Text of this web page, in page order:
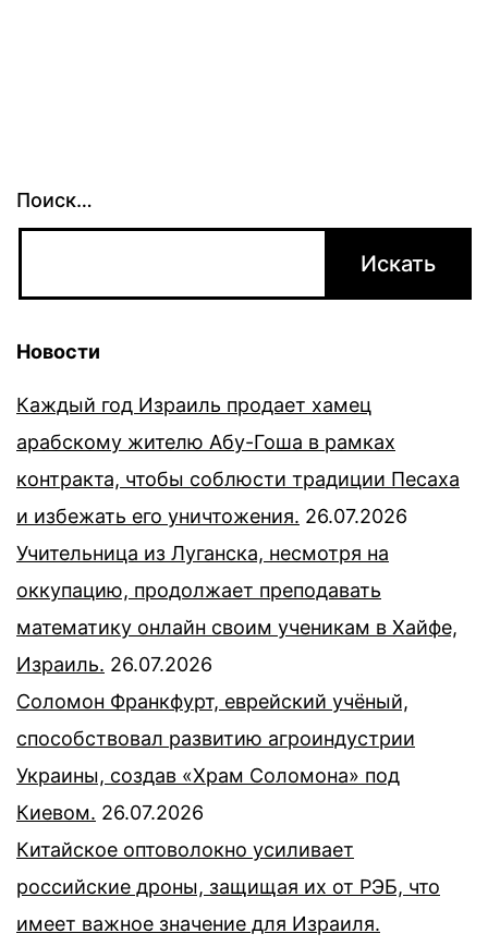
Поиск…
Новости
Каждый год Израиль продает хамец
арабскому жителю Абу-Гоша в рамках
контракта, чтобы соблюсти традиции Песаха
и избежать его уничтожения. 26.07.2026
Учительница из Луганска, несмотря на
оккупацию, продолжает преподавать
математику онлайн своим ученикам в Хайфе,
Израиль. 26.07.2026
Соломон Франкфурт, еврейский учёный,
способствовал развитию агроиндустрии
Украины, создав «Храм Соломона» под
Киевом. 26.07.2026
Китайское оптоволокно усиливает
российские дроны, защищая их от РЭБ, что
имеет важное значение для Израиля.